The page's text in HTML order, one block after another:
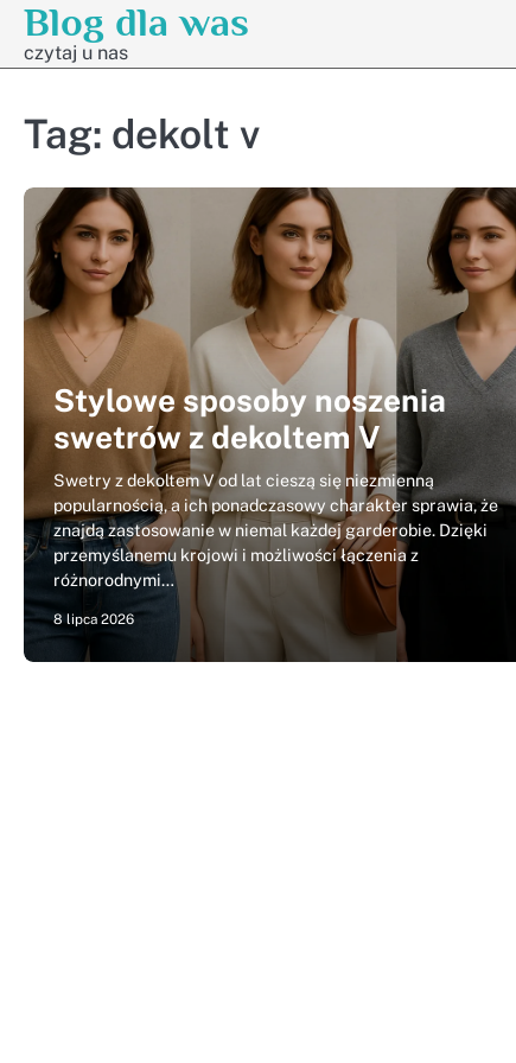
Skip
content
Blog dla was
czytaj u nas
Tag: dekolt v
Stylowe sposoby noszenia
swetrów z dekoltem V
Swetry z dekoltem V od lat cieszą się niezmienną
popularnością, a ich ponadczasowy charakter sprawia, że
znajdą zastosowanie w niemal każdej garderobie. Dzięki
przemyślanemu krojowi i możliwości łączenia z
różnorodnymi…
8 lipca 2026